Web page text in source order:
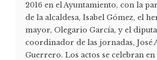
2016 en el Ayuntamiento, con la
de la alcaldesa, Isabel Gómez, el
mayor, Olegario García, y el
coordinador de las jornadas, José
Guerrero. Los actos se celebran